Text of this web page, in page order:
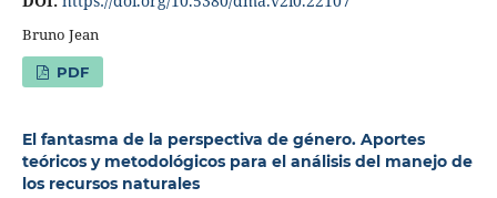
Bruno Jean
PDF
El fantasma de la perspectiva de género. Aportes
teóricos y metodológicos para el análisis del manejo de
los recursos naturales